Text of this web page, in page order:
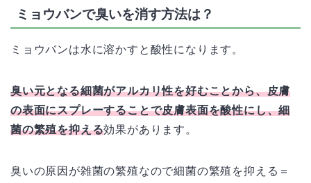
ミョウバンで臭いを消す方法は？
ミョウバンは水に溶かすと酸性になります。
臭い元となる細菌がアルカリ性を好むことから、皮膚
の表面にスプレーすることで皮膚表面を酸性にし、細
菌の繁殖を抑える効果があります。
臭いの原因が雑菌の繁殖なので細菌の繁殖を抑える＝